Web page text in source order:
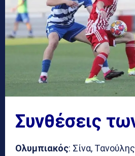
Συνθέσεις
Ολυμπιακός: Σίνα,